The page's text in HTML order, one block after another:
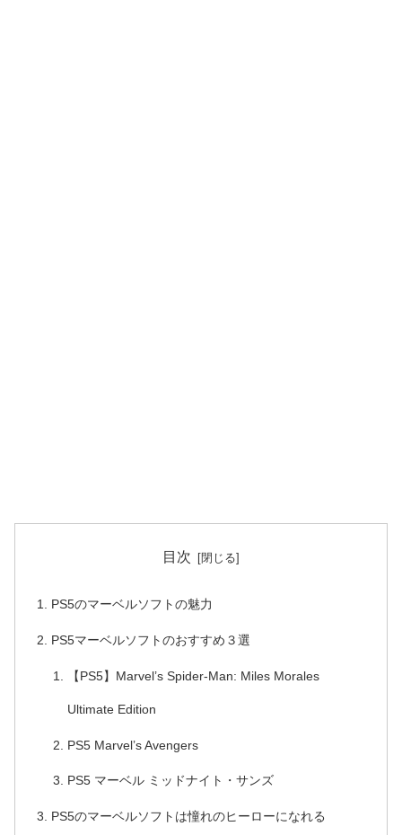
目次
PS5のマーベルソフトの魅力
PS5マーベルソフトのおすすめ３選
【PS5】Marvel’s Spider-Man: Miles Morales
Ultimate Edition
PS5 Marvel’s Avengers
PS5 マーベル ミッドナイト・サンズ
PS5のマーベルソフトは憧れのヒーローになれる